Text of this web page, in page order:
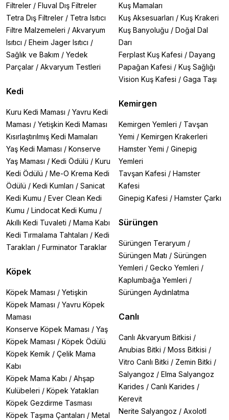
Filtreler / Fluval Dış Filtreler
Tetra Dış Filtreler / Tetra Isıtıcı
Filtre Malzemeleri / Akvaryum
Isıtıcı / Eheim Jager Isıtıcı /
Sağlık ve Bakım / Yedek
Parçalar / Akvaryum Testleri
Kedi
Kuru Kedi Maması / Yavru Kedi
Maması / Yetişkin Kedi Maması
Kısırlaştırılmış Kedi Mamaları
Yaş Kedi Maması / Konserve
Yaş Maması / Kedi Ödülü / Kuru
Kedi Ödülü / Me-O Krema Kedi
Ödülü / Kedi Kumları / Sanicat
Kedi Kumu / Ever Clean Kedi
Kumu / Lindocat Kedi Kumu /
Akıllı Kedi Tuvaleti / Mama Kabı
Kedi Tırmalama Tahtaları / Kedi
Tarakları / Furminator Taraklar
Köpek
Köpek Maması / Yetişkin
Köpek Maması / Yavru Köpek
Maması
Konserve Köpek Maması / Yaş
Köpek Maması / Köpek Ödülü
Köpek Kemik / Çelik Mama
Kabı
Köpek Mama Kabı / Ahşap
Kulübeleri / Köpek Yatakları
Köpek Gezdirme Tasması
Köpek Taşıma Çantaları / Metal
Kuş Mamaları
Kuş Aksesuarları / Kuş Krakeri
Kuş Banyoluğu / Doğal Dal
Darı
Ferplast Kuş Kafesi / Dayang
Papağan Kafesi / Kuş Sağlığı
Vision Kuş Kafesi / Gaga Taşı
Kemirgen
Kemirgen Yemleri / Tavşan
Yemi / Kemirgen Krakerleri
Hamster Yemi / Ginepig
Yemleri
Tavşan Kafesi / Hamster
Kafesi
Ginepig Kafesi / Hamster Çarkı
Sürüngen
Sürüngen Teraryum /
Sürüngen Matı / Sürüngen
Yemleri / Gecko Yemleri /
Kaplumbağa Yemleri /
Sürüngen Aydınlatma
Canlı
Canlı Akvaryum Bitkisi /
Anubias Bitki / Moss Bitkisi /
Vitro Canlı Bitki / Zemin Bitki /
Salyangoz / Elma Salyangoz
Karides / Canlı Karides /
Kerevit
Nerite Salyangoz / Axolotl